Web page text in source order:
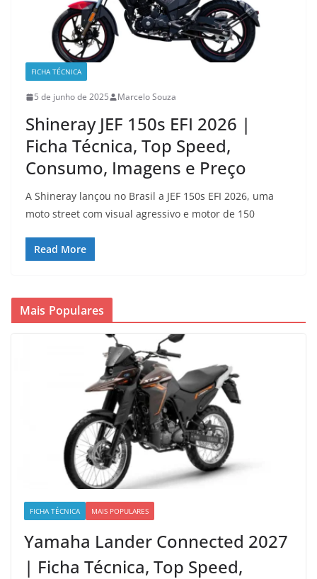
FICHA TÉCNICA
5 de junho de 2025 Marcelo Souza
Shineray JEF 150s EFI 2026 |
Ficha Técnica, Top Speed,
Consumo, Imagens e Preço
A Shineray lançou no Brasil a JEF 150s EFI 2026, uma
moto street com visual agressivo e motor de 150
Read More
Mais Populares
FICHA TÉCNICA MAIS POPULARES
Yamaha Lander Connected 2027
| Ficha Técnica, Top Speed,